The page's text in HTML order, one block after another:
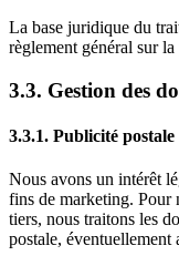
La base juridique du
règlement général sur
3.3. Gestion des
3.3.1. Publicité postale
Nous avons un intérêt
fins de marketing. Pour
tiers, nous traitons les
postale, éventuellement